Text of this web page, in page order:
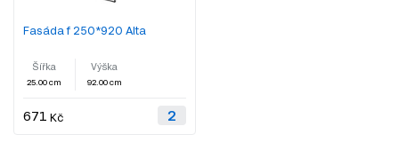
Fasáda f 250*920 Alta
Šířka
25.00 cm
Výška
92.00 cm
671 Kč